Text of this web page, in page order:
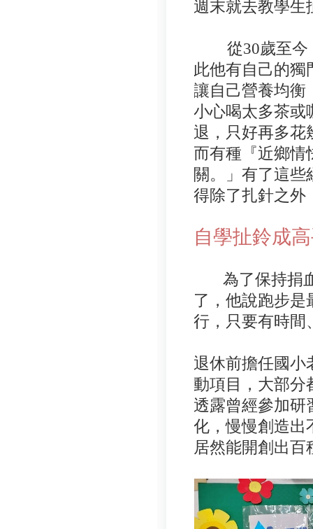
週末就去教學生
從30歲至今，
此他有自己的獨
讓自己營養均衡
小心喝太多茶或
退，只好再多花
而有種『近鄉情
關。」有了這些
得除了扎針之外
自學扯鈴成
為了保持捐血
了，他說跑步是
行，只要有時間
退休前擔任國小
動項目，大部分
透露曾經參加研
化，慢慢創造出
居然能開創出百